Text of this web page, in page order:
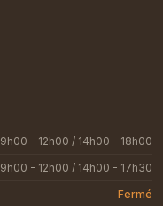
9h00 - 12h00 / 14h00 - 18h00
9h00 - 12h00 / 14h00 - 17h30
Fermé